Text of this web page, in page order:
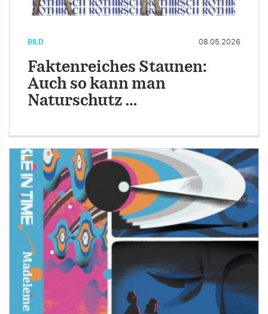
BILD 08.05.2026
Faktenreiches Staunen:
Auch so kann man
Naturschutz …